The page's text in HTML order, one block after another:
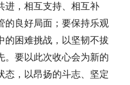
进，相互支持、相互补
的良好局面；要保持乐观
的困难挑战，以坚韧不拔
。要以此次收心会为新的
态，以昂扬的斗志、坚定